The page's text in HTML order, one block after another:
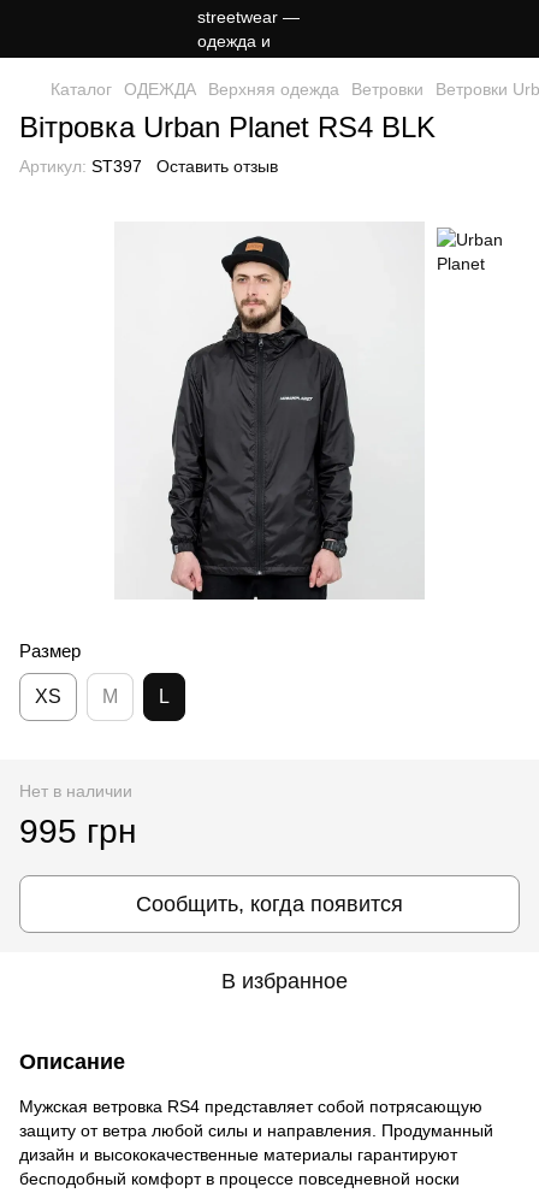
Каталог ОДЕЖДА Верхняя одежда Ветровки Ветровки
Вітровка Urban Planet RS4 BLK
Артикул: ST397 Оставить отзыв
Размер
XS M L
Нет в наличии
995 грн
Сообщить, когда появится
В избранное
Описание
Мужская ветровка RS4 представляет собой потрясающую
защиту от ветра любой силы и направления. Продуманный
дизайн и высококачественные материалы гарантируют
бесподобный комфорт в процессе повседневной носки